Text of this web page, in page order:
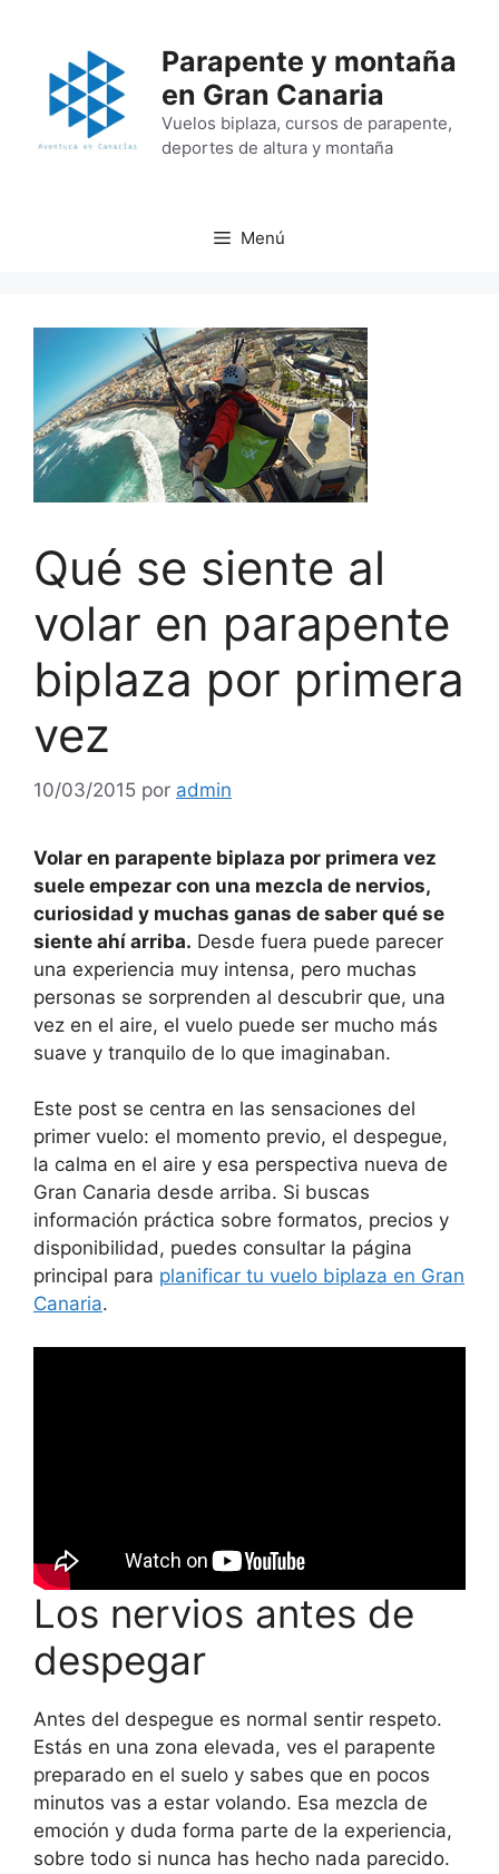
contenido
Parapente y montaña
en Gran Canaria
Vuelos biplaza, cursos de parapente,
deportes de altura y montaña
Menú
Qué se siente al
volar en parapente
biplaza por primera
vez
10/03/2015 por admin
Volar en parapente biplaza por primera vez
suele empezar con una mezcla de nervios,
curiosidad y muchas ganas de saber qué se
siente ahí arriba. Desde fuera puede parecer
una experiencia muy intensa, pero muchas
personas se sorprenden al descubrir que, una
vez en el aire, el vuelo puede ser mucho más
suave y tranquilo de lo que imaginaban.
Este post se centra en las sensaciones del
primer vuelo: el momento previo, el despegue,
la calma en el aire y esa perspectiva nueva de
Gran Canaria desde arriba. Si buscas
información práctica sobre formatos, precios y
disponibilidad, puedes consultar la página
principal para planificar tu vuelo biplaza en Gran
Canaria.
Los nervios antes de
despegar
Antes del despegue es normal sentir respeto.
Estás en una zona elevada, ves el parapente
preparado en el suelo y sabes que en pocos
minutos vas a estar volando. Esa mezcla de
emoción y duda forma parte de la experiencia,
sobre todo si nunca has hecho nada parecido.